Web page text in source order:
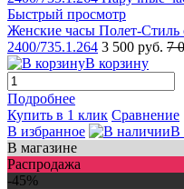
Быстрый просмотр
Женские часы Полет-
2400/735.1.264 3 500 руб. 7
В корзину
Подробнее
Купить в 1 клик Сравнение
В избранное
В
В магазине
Распродажа
-45%